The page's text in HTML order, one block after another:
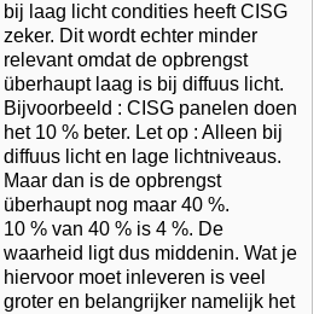
bij laag licht condities heeft CISG
zeker. Dit wordt echter minder
relevant omdat de opbrengst
überhaupt laag is bij diffuus licht.
Bijvoorbeeld : CISG panelen doen
het 10 % beter. Let op : Alleen bij
diffuus licht en lage lichtniveaus.
Maar dan is de opbrengst
überhaupt nog maar 40 %.
10 % van 40 % is 4 %. De
waarheid ligt dus middenin. Wat je
hiervoor moet inleveren is veel
groter en belangrijker namelijk het